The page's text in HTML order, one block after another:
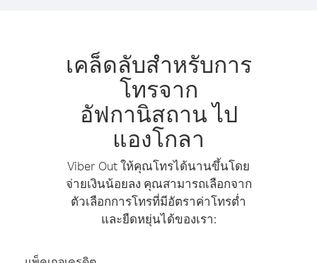
เคล็ดลับสำหรับการ
โทรจาก
อัฟกานิสถาน ไป
แองโกลา
Viber Out ให้คุณโทรได้นานขึ้นโดย
จ่ายเงินน้อยลง คุณสามารถเลือกจาก
ตัวเลือกการโทรที่มีอัตราค่าโทรต่ำ
และยืดหยุ่นได้ของเรา: